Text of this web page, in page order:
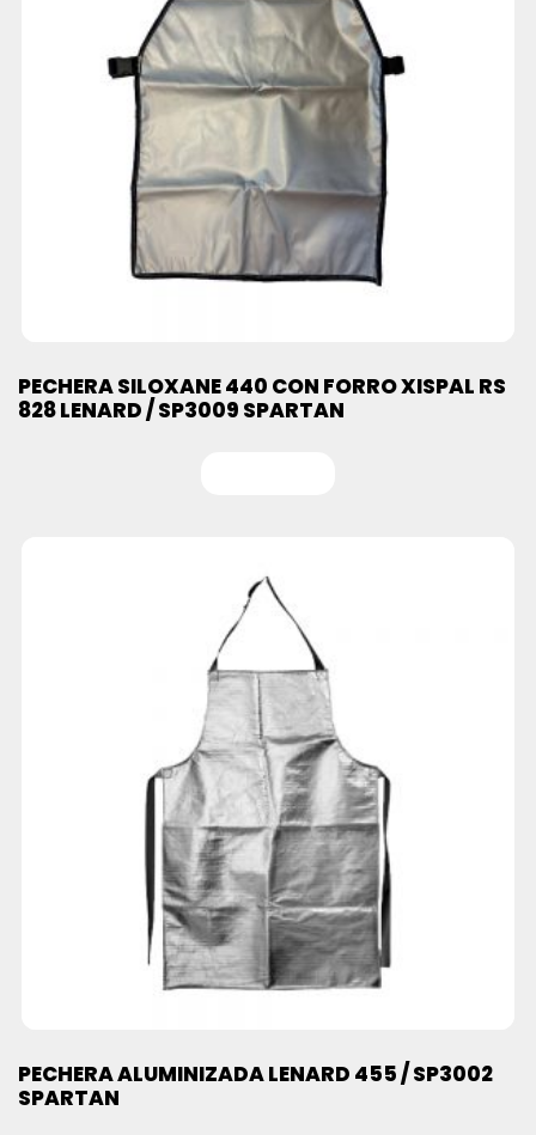
PECHERA SILOXANE 440 CON FORRO XISPAL RS
828 LENARD / SP3009 SPARTAN
PECHERA ALUMINIZADA LENARD 455 / SP3002
SPARTAN